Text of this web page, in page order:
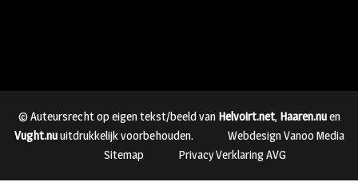
© Auteursrecht op eigen tekst/beeld van Helvoirt.net, Haaren.nuen
Vught.nuuitdrukkelijk voorbehouden.
Webdesign Vanoo Media
Sitemap
Privacy Verklaring AVG